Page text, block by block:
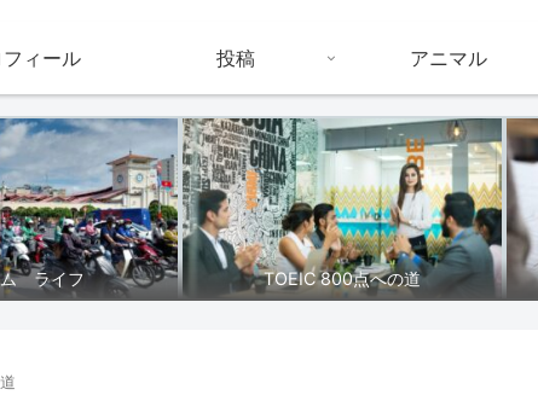
ィール 投稿 アニマル
ム ライフ TOEIC 800点への道